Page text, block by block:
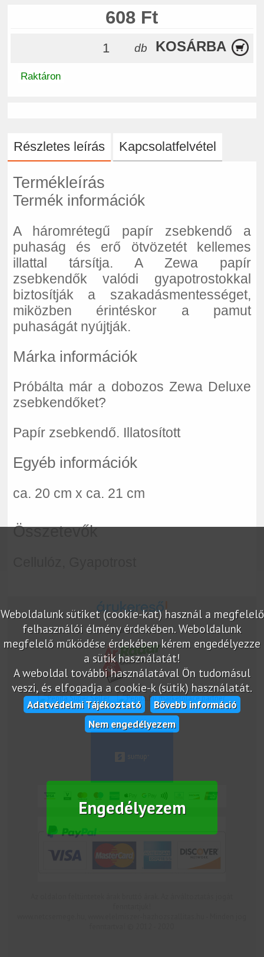
608 Ft
KOSÁRBA
db
Raktáron
Részletes leírás Kapcsolatfelvétel
Termékleírás
Termék információk
A háromrétegű papír zsebkendő a
puhaság és erő ötvözetét kellemes
illattal társítja. A Zewa papír
zsebkendők valódi gyapotrostokkal
biztosítják a szakadásmentességet,
miközben érintéskor a pamut
puhaságát nyújtják.
Márka információk
Próbálta már a dobozos Zewa Deluxe
zsebkendőket?
Papír zsebkendő. Illatosított
Egyéb információk
ca. 20 cm x ca. 21 cm
Összetevők
Weboldalunk sütiket (cookie-kat) használ a megfelelő
felhasználói élmény érdekében. Weboldalunk
megfelelő működése érdekében kérem engedélyezze
a sütik használatát!
A weboldal további használatával Ön tudomásul
veszi, és elfogadja a cookie-k (sütik) használatát.
Adatvédelmi Tájékoztató
Bővebb információ
Nem engedélyezem
Engedélyezem
Árukereső.hu
marketplace partner